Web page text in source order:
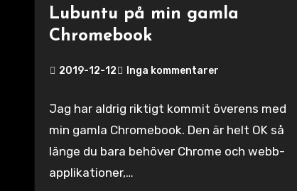
Lubuntu på min gamla
Chromebook
2019-12-12 Inga kommentarer
Jag har aldrig riktigt kommit överens med
min gamla Chromebook. Den är helt OK så
länge du bara behöver Chrome och webb-
applikationer,…